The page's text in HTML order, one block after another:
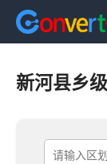
新河县乡